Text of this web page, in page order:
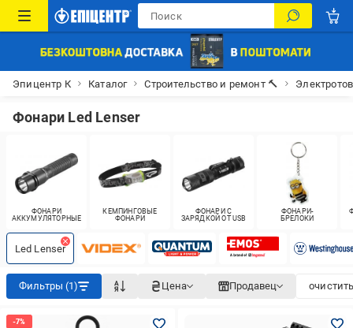
Эпицентр К Каталог Строительство и ремонт 🔨
Фонари Led Lenser
ФОНАРИ
АККУМУЛЯТОРНЫЕ
КЕМПИНГОВЫЕ
ФОНАРИ
ФОНАРИ С
ЗАРЯДКОЙ ОТ USB
ФОНАРИ-
БРЕЛОКИ
Led Lenser
Фильтры (1) Цена Продавец